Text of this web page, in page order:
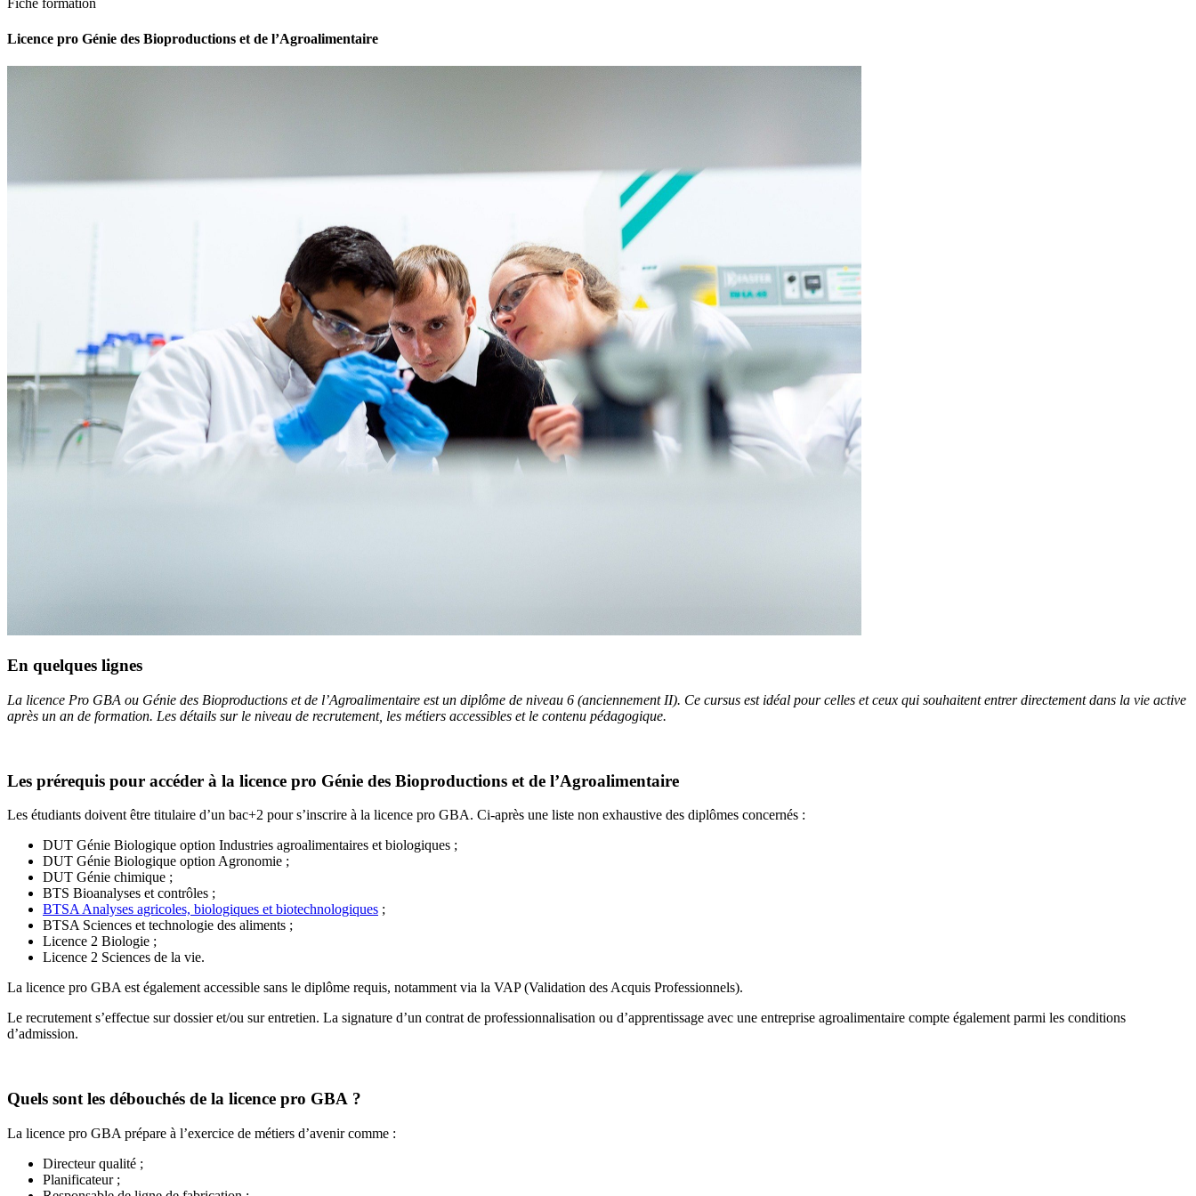
Fiche formation
Licence pro Génie des Bioproductions et de l’Agroalimentaire
En quelques lignes
La licence Pro GBA ou Génie des Bioproductions et de l’Agroalimentaire est un diplôme de niveau 6 (anciennement II). Ce cursus est idéal pour celles et ceux qui souhaitent entrer directement dans la vie active
après un an de formation. Les détails sur le niveau de recrutement, les métiers accessibles et le contenu pédagogique.
Les prérequis pour accéder à la licence pro Génie des Bioproductions et de l’Agroalimentaire
Les étudiants doivent être titulaire d’un bac+2 pour s’inscrire à la licence pro GBA. Ci-après une liste non exhaustive des diplômes concernés :
DUT Génie Biologique option Industries agroalimentaires et biologiques ;
DUT Génie Biologique option Agronomie ;
DUT Génie chimique ;
BTS Bioanalyses et contrôles ;
BTSA Analyses agricoles, biologiques et biotechnologiques ;
BTSA Sciences et technologie des aliments ;
Licence 2 Biologie ;
Licence 2 Sciences de la vie.
La licence pro GBA est également accessible sans le diplôme requis, notamment via la VAP (Validation des Acquis Professionnels).
Le recrutement s’effectue sur dossier et/ou sur entretien. La signature d’un contrat de professionnalisation ou d’apprentissage avec une entreprise agroalimentaire compte également parmi les conditions
d’admission.
Quels sont les débouchés de la licence pro GBA ?
La licence pro GBA prépare à l’exercice de métiers d’avenir comme :
Directeur qualité ;
Planificateur ;